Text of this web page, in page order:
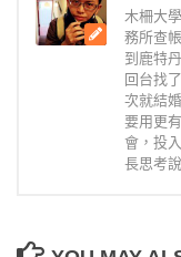
木柵大
務所查
到鹿特
回台找
次就結
要用更
會，投
長思考